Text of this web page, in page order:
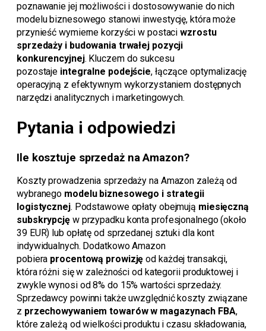
poznawanie jej możliwości i dostosowywanie do nich
modelu biznesowego stanowi inwestycję, która może
przynieść wymierne korzyści w postaciwzrostu
sprzedaży i budowania trwałej pozycji
konkurencyjnej. Kluczem do sukcesu
pozostaje integralne podejście, łączące optymalizację
operacyjną z efektywnym wykorzystaniem dostępnych
narzędzi analitycznych i marketingowych.
Pytania i odpowiedzi
Ile kosztuje sprzedaż na Amazon?
Koszty prowadzenia sprzedaży na Amazon zależą od
wybranego modelu biznesowego i strategii
logistycznej. Podstawowe opłaty obejmują miesięczną
subskrypcjęw przypadku konta profesjonalnego (około
39 EUR) lub opłatę od sprzedanej sztuki dla kont
indywidualnych. Dodatkowo Amazon
pobiera procentową prowizję od każdej transakcji,
która różni się w zależności od kategorii produktowej i
zwykle wynosi od 8% do 15% wartości sprzedaży.
Sprzedawcy powinni także uwzględnić koszty związane
z przechowywaniem towarów w magazynach FBA,
które zależą od wielkości produktu i czasu składowania,